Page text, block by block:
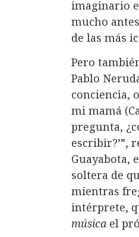
imaginario
mucho
de las más
Pero
Pablo
conciencia,
mi mamá
pregunta,
escribir?’”,
Guayabota,
soltera de
mientras
intérprete,
música el